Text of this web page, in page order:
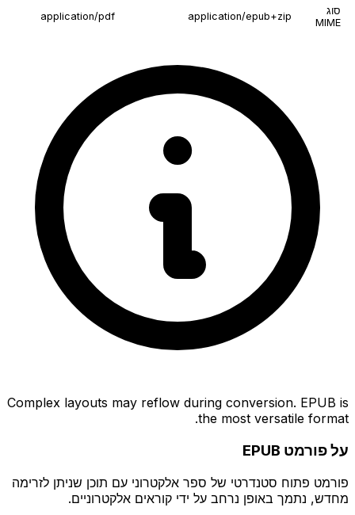
סוג
MIME
application/epub+zip
application/pdf
Complex layouts may reflow during conversion. EPUB is
the most versatile format.
על פורמט EPUB
פורמט פתוח סטנדרטי של ספר אלקטרוני עם תוכן שניתן לזרימה
מחדש, נתמך באופן נרחב על ידי קוראים אלקטרוניים.